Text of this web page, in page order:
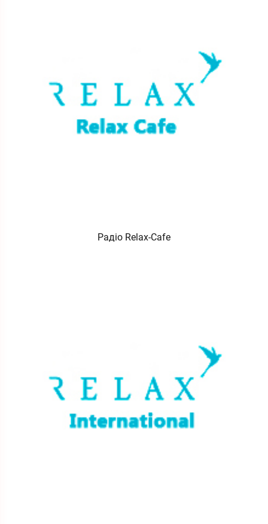
Радіо Relax-Cafe